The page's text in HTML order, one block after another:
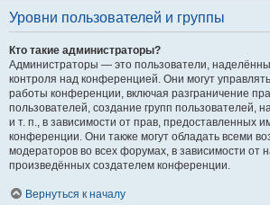
Уровни пользователей и группы
Кто такие администраторы?
Администраторы — это пользователи,
контроля над конференцией. Они могут
работы конференции, включая разграничение
пользователей, создание групп пользователей,
и т. п., в зависимости от прав, предоставленных
конференции. Они также могут обладать всеми
модераторов во всех форумах, в зависимости от
произведённых создателем конференции.
Вернуться к началу